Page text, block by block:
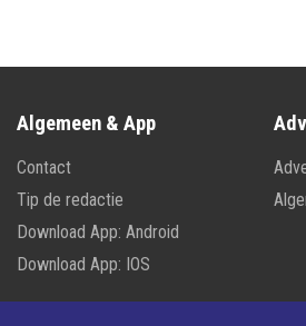
Algemeen & App
Contact
Tip de redactie
Download App: Android
Download App: IOS